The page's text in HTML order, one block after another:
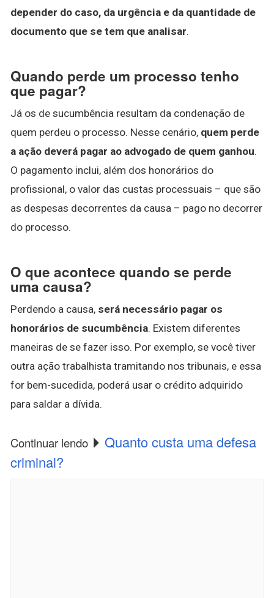
depender do caso, da urgência e da quantidade de
documento que se tem que analisar.
Quando perde um processo tenho
que pagar?
Já os de sucumbência resultam da condenação de
quem perdeu o processo. Nesse cenário, quem perde
a ação deverá pagar ao advogado de quem ganhou.
O pagamento inclui, além dos honorários do
profissional, o valor das custas processuais – que são
as despesas decorrentes da causa – pago no decorrer
do processo.
O que acontece quando se perde
uma causa?
Perdendo a causa, será necessário pagar os
honorários de sucumbência. Existem diferentes
maneiras de se fazer isso. Por exemplo, se você tiver
outra ação trabalhista tramitando nos tribunais, e essa
for bem-sucedida, poderá usar o crédito adquirido
para saldar a dívida.
Continuar lendo
Quanto custa uma defesa
criminal?